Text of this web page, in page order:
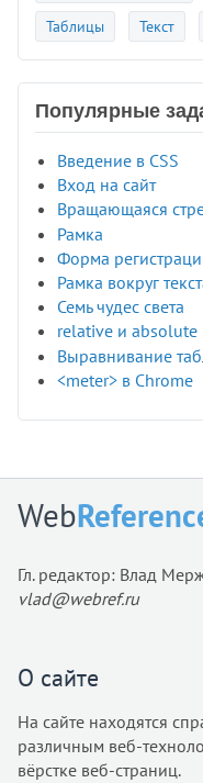
Таблицы
Текст
Популярные
Введение в CSS
Вход на сайт
Вращающаяся
Рамка
Форма
Рамка вокруг
Семь чудес света
relative и absolute
Выравнивание
<meter> в Chrome
Web
Гл. редактор: Влад
vlad@webref.ru
О сайте
На сайте находятся
различным веб-
вёрстке веб-страниц.